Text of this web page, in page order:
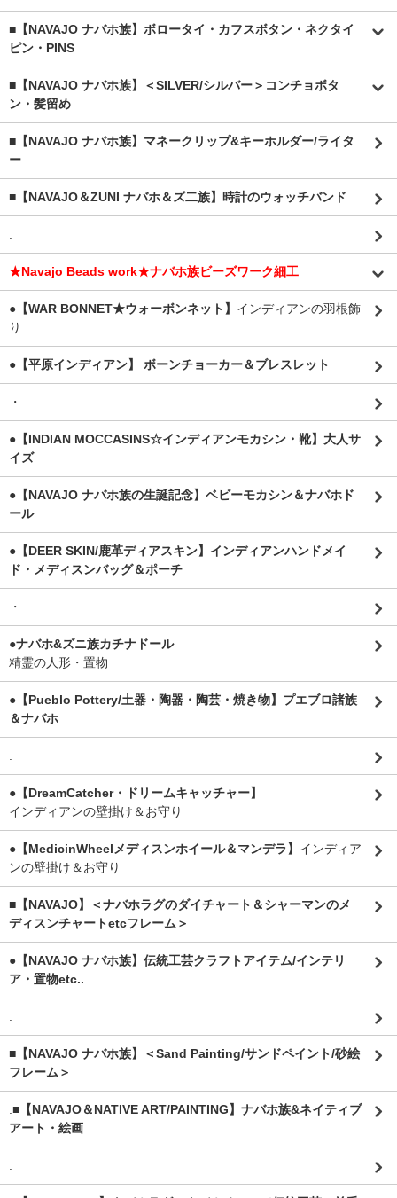
■【NAVAJO ナバホ族】ボロータイ・カフスボタン・ネクタイ
ピン・PINS
■【NAVAJO ナバホ族】＜SILVER/シルバー＞コンチョボタ
ン・髪留め
■【NAVAJO ナバホ族】マネークリップ&キーホルダー/ライタ
ー
■【NAVAJO＆ZUNI ナバホ＆ズ二族】時計のウォッチバンド
★Navajo Beads work★ナバホ族ビーズワーク細工
●【WAR BONNET★ウォーボンネット】 インディアンの羽根飾
り
●【平原インディアン】 ボーンチョーカー＆ブレスレット
・
●【INDIAN MOCCASINS☆インディアンモカシン・靴】大人サ
イズ
●【NAVAJO ナバホ族の生誕記念】ベビーモカシン＆ナバホド
ール
●【DEER SKIN/鹿革ディアスキン】インディアンハンドメイ
ド・メディスンバッグ＆ポーチ
・
●ナバホ&ズニ族カチナドール
精霊の人形・置物
●【Pueblo Pottery/土器・陶器・陶芸・焼き物】プエブロ諸族
＆ナバホ
●【DreamCatcher・ドリームキャッチャー】
インディアンの壁掛け＆お守り
●【MedicinWheelメディスンホイール＆マンデラ】 インディア
ンの壁掛け＆お守り
■【NAVAJO】＜ナバホラグのダイチャート＆シャーマンのメ
ディスンチャートetcフレーム＞
●【NAVAJO ナバホ族】伝統工芸クラフトアイテム/インテリ
ア・置物etc..
■【NAVAJO ナバホ族】＜Sand Painting/サンドペイント/砂絵
フレーム＞
■【NAVAJO＆NATIVE ART/PAINTING】ナバホ族&ネイティブ
アート・絵画